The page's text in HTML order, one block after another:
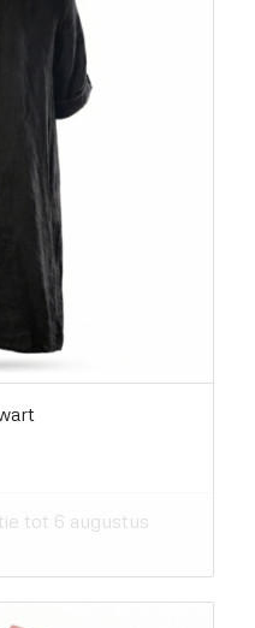
tot 6 augustus